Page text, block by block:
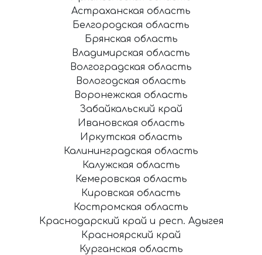
Астраханская область
Белгородская область
Брянская область
Владимирская область
Волгоградская область
Вологодская область
Воронежская область
Забайкальский край
Ивановская область
Иркутская область
Калининградская область
Калужская область
Кемеровская область
Кировская область
Костромская область
Краснодарский край и респ. Адыгея
Красноярский край
Курганская область